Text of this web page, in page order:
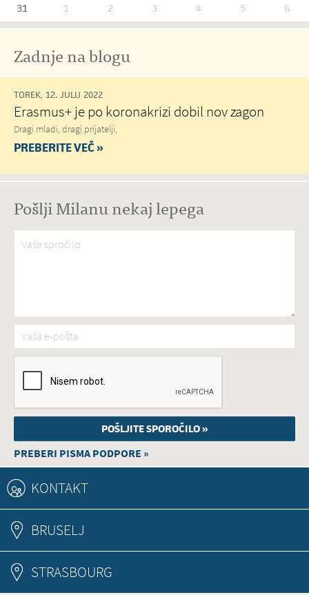
31
1 2 3 4 5 6
Zadnje na blogu
TOREK, 12. JULIJ 2022
Erasmus+ je po koronakrizi dobil nov zagon
Dragi mladi, dragi prijatelji,
PREBERITE VEČ »
Pošlji Milanu nekaj lepega
Vaše spročilo*
Vaša e-pošta*
PREBERI PISMA PODPORE »
KONTAKT
BRUSELJ
STRASBOURG